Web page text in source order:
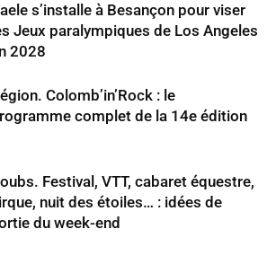
s’installe à Besançon pour viser
Jeux paralympiques de Los Angeles
2028
Colomb’in’Rock : le
complet de la 14e édition
Festival, VTT, cabaret équestre,
nuit des étoiles… : idées de
du week-end